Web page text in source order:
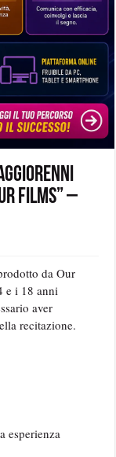
Films” –
da Our
e i 18 anni
aver
recitazione.
esperienza